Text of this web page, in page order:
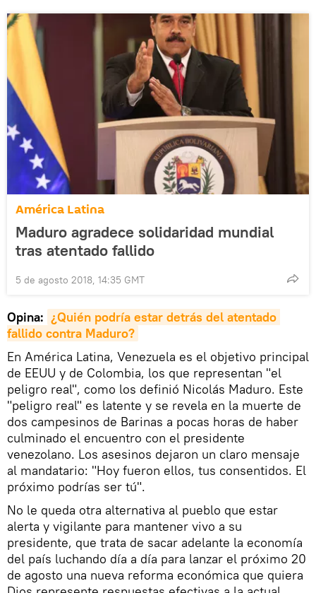
América Latina
Maduro agradece solidaridad mundial
tras atentado fallido
5 de agosto 2018, 14:35 GMT
Opina: ¿Quién podría estar detrás del atentado
fallido contra Maduro?
En América Latina, Venezuela es el objetivo principal
de EEUU y de Colombia, los que representan "el
peligro real", como los definió Nicolás Maduro. Este
"peligro real" es latente y se revela en la muerte de
dos campesinos de Barinas a pocas horas de haber
culminado el encuentro con el presidente
venezolano. Los asesinos dejaron un claro mensaje
al mandatario: "Hoy fueron ellos, tus consentidos. El
próximo podrías ser tú".
No le queda otra alternativa al pueblo que estar
alerta y vigilante para mantener vivo a su
presidente, que trata de sacar adelante la economía
del país luchando día a día para lanzar el próximo 20
de agosto una nueva reforma económica que quiera